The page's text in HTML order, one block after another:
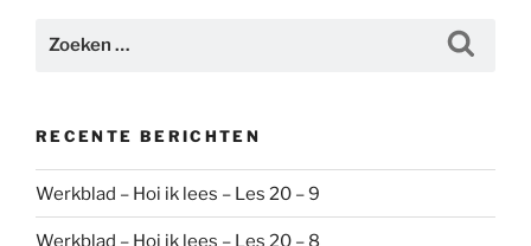
RECENTE BERICHTEN
Werkblad – Hoi ik lees – Les 20 – 9
Werkblad – Hoi ik lees – Les 20 – 8